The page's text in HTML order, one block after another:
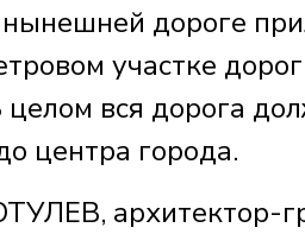
дороге
участке
целом вся дорога
центра города.
архитектор-